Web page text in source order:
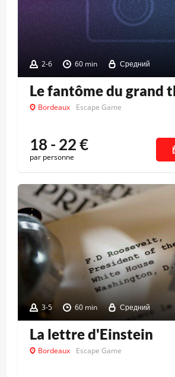
2-6 60 min Средний
Le fantôme du grand
Bordeaux Escape Game
18 - 22€
par personne
3-5 60 min Средний
La lettre d'Einstein
Bordeaux Escape Game